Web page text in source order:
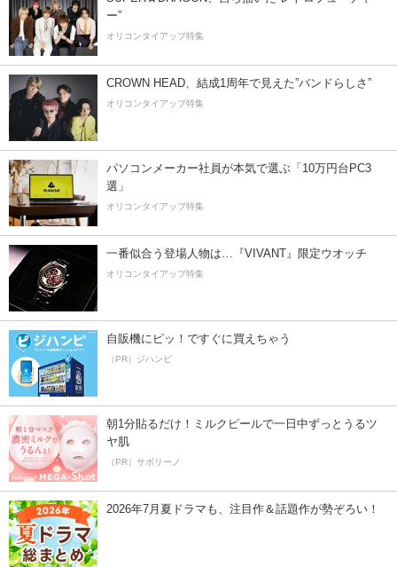
ー”
オリコンタイアップ特集
CROWN HEAD、結成1周年で見えた”バンドらしさ”
オリコンタイアップ特集
パソコンメーカー社員が本気で選ぶ「10万円台PC3
選」
オリコンタイアップ特集
一番似合う登場人物は…『VIVANT』限定ウオッチ
オリコンタイアップ特集
自販機にピッ！ですぐに買えちゃう
（PR）ジハンピ
朝1分貼るだけ！ミルクピールで一日中ずっとうるツ
ヤ肌
（PR）サボリーノ
2026年7月夏ドラマも、注目作＆話題作が勢ぞろい！